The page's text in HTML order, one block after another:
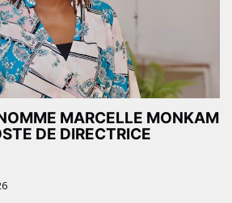
MARCELLE MONKAM
DE DIRECTRICE